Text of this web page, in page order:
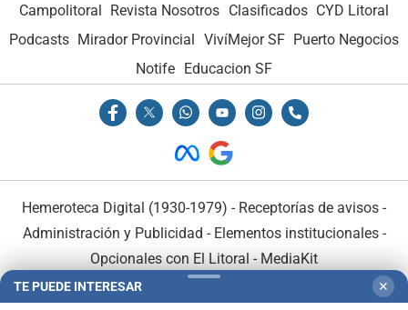
Campolitoral Revista Nosotros Clasificados CYD Litoral
Podcasts Mirador Provincial VivíMejor SF Puerto Negocios
Notife Educacion SF
Hemeroteca Digital (1930-1979) - Receptorías de avisos -
Administración y Publicidad - Elementos institucionales-
Opcionales con El Litoral - MediaKit
TE PUEDE INTERESAR ✕